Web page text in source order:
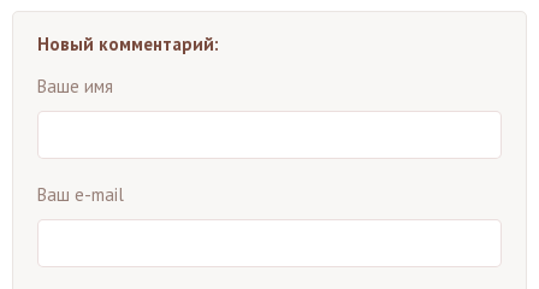
Новый комментарий:
Ваше имя
Ваш e-mail